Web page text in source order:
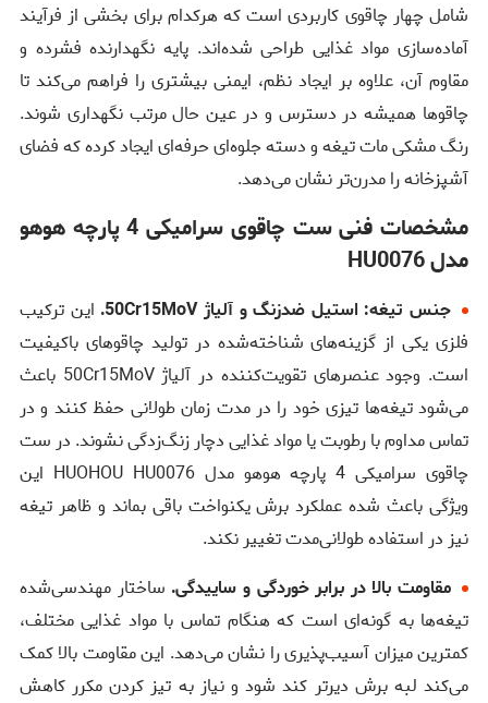
شامل چهار چاقوی کاربردی است که هرکدام برای بخشی از فرآیند
آماده‌سازی مواد غذایی طراحی شده‌اند. پایه نگهدارنده فشرده و
مقاوم آن، علاوه بر ایجاد نظم، ایمنی بیشتری را فراهم می‌کند تا
چاقوها همیشه در دسترس و در عین حال مرتب نگهداری شوند.
رنگ مشکی مات تیغه و دسته جلوه‌ای حرفه‌ای ایجاد کرده که فضای
آشپزخانه را مدرن‌تر نشان می‌دهد.
مشخصات فنی ست چاقوی سرامیکی 4 پارچه هوهو
مدل HU0076
جنس تیغه: استیل ضدزنگ و آلیاژ 50Cr15MoV.
این ترکیب
فلزی یکی از گزینه‌های شناخته‌شده در تولید چاقوهای باکیفیت
است. وجود عنصرهای تقویت‌کننده در آلیاژ 50Cr15MoV باعث
می‌شود تیغه‌ها تیزی خود را در مدت زمان طولانی حفظ کنند و در
تماس مداوم با رطوبت یا مواد غذایی دچار زنگ‌زدگی نشوند. در ست
چاقوی سرامیکی 4 پارچه هوهو مدل HUOHOU HU0076 این
ویژگی باعث شده عملکرد برش یکنواخت باقی بماند و ظاهر تیغه
نیز در استفاده طولانی‌مدت تغییر نکند.
مقاومت بالا در برابر خوردگی و ساییدگی. ساختار مهندسی‌شده
تیغه‌ها به گونه‌ای است که هنگام تماس با مواد غذایی مختلف،
کمترین میزان آسیب‌پذیری را نشان می‌دهد. این مقاومت بالا کمک
می‌کند لبه برش دیرتر کند شود و نیاز به تیز کردن مکرر کاهش